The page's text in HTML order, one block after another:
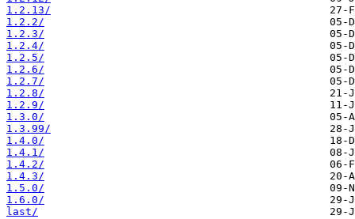
1.2.13/
1.2.2/
1.2.3/
1.2.4/
1.2.5/
1.2.6/
1.2.7/
1.2.8/
1.2.9/
1.3.0/
1.3.99/
1.4.0/
1.4.1/
1.4.2/
1.4.3/
1.5.0/
1.6.0/
last/